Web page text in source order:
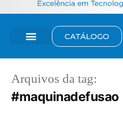
CATÁLOGO
Arquivos da tag:
#maquinadefusao